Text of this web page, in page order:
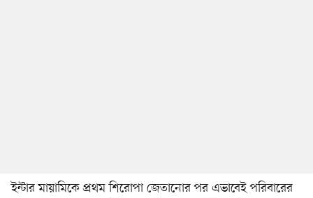
ইন্টার মায়ামিকে প্রথম শিরোপা জেতানোর পর এভাবেই পরিবারের